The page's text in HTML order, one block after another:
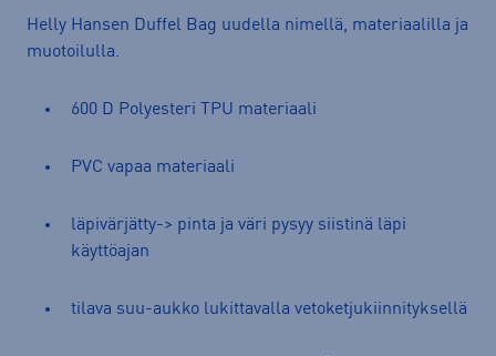
Helly Hansen Duffel Bag uudella nimellä, materiaalilla ja
muotoilulla.
600 D Polyesteri TPU materiaali
PVC vapaa materiaali
läpivärjätty-> pinta ja väri pysyy siistinä läpi
käyttöajan
tilava suu-aukko lukittavalla vetoketjukiinnityksellä